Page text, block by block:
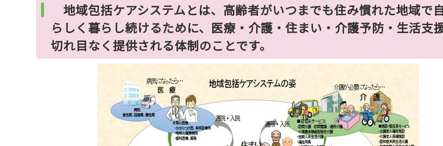
地域包括ケアシステムとは、高齢者がいつまでも住み慣れた地域で
らしく暮らし続けるために、医療・介護・住まい・介護予防・生活支
切れ目なく提供される体制のことです。